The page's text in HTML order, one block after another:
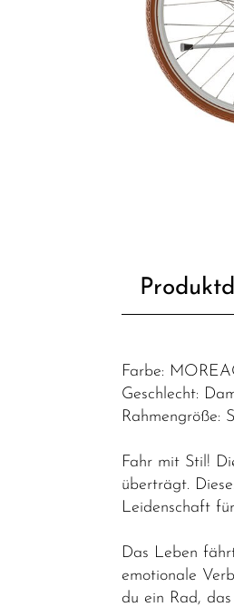
Farbe:
Geschlecht:
Rahmengröße: S
Fahr mit Stil!
überträgt.
Leidenschaft
Das Leben
emotionale
du ein Rad,